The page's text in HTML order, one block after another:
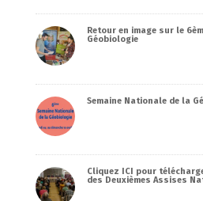
Retour en image sur le
Géobiologie
Semaine Nationale de la
Cliquez ICI pour
des Deuxièmes Assises